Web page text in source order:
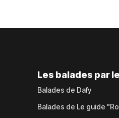
Les balades par
Balades de Dafy
Balades de Le guide